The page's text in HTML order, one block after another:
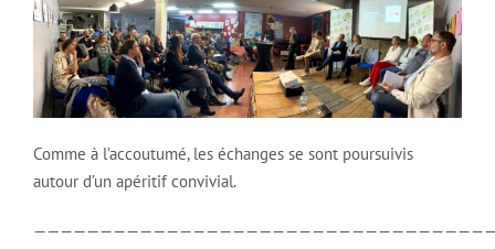
Comme à l’accoutumé, les échanges se sont poursuivis
autour d’un apéritif convivial.